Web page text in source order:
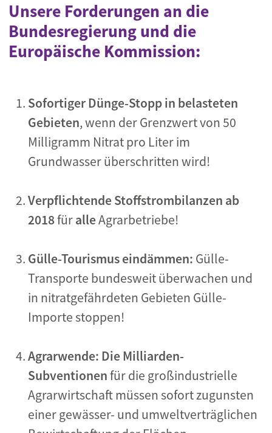
Unsere Forderungen an die
Bundesregierung und die
Europäische Kommission:
Sofortiger Dünge-Stopp in belasteten
Gebieten, wenn der Grenzwert von 50
Milligramm Nitrat pro Liter im
Grundwasser überschritten wird!
Verpflichtende Stoffstrombilanzen ab
2018füralleAgrarbetriebe!
Gülle-Tourismus eindämmen: Gülle-
Transporte bundesweit überwachen und
in nitratgefährdeten Gebieten Gülle-
Importe stoppen!
Agrarwende: Die Milliarden-
Subventionenfür die großindustrielle
Agrarwirtschaft müssen sofort zugunsten
einer gewässer- und umweltverträglichen